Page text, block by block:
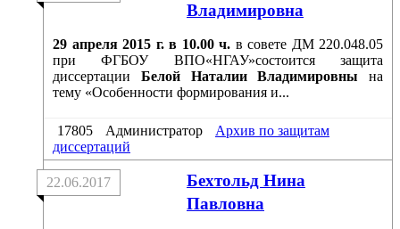
Владимировна
29 апреля 2015 г. в 10.00 ч. в совете ДМ 220.048.05
при ФГБОУ ВПО«НГАУ»состоится защита
диссертации Белой Наталии Владимировны на
тему «Особенности формирования и...
17805 Администратор
Архив по защитам
диссертаций
Бехтольд Нина
Павловна
22.06.2017